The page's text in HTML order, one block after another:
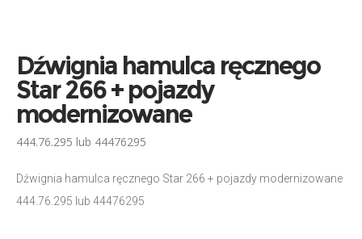
Dźwignia hamulca ręcznego
Star 266 + pojazdy
modernizowane
444.76.295 lub 44476295
Dźwignia hamulca ręcznego Star 266 + pojazdy modernizowane
444.76.295 lub 44476295